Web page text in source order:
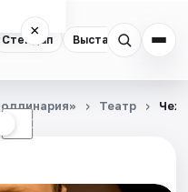
Стендап Выставки
×
☾
Театр